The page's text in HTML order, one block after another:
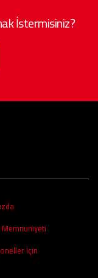
İstermisiniz?
İçin